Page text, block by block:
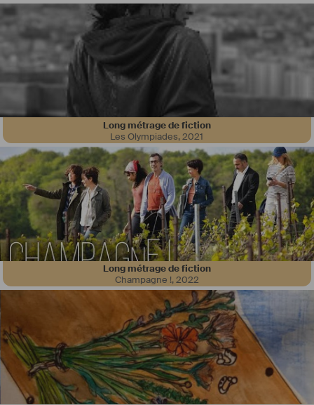
Long métrage de fiction
Les Olympiades,2021
Long métrage de fiction
Champagne !,2022
J'ai appris le métier sur les plateaux d'Envole Moi et du Trésor du Petit
Nicolas en travaillant avec Chantal Pernecker, Lucie Truffaut et Céline
Savoldelli.
Pour moi, être scripte, c'est être le  représentant du montage sur le
plateau, c'est à dire réfléchir à l'échelle du film et de l'histoire dans
son ensemble et non à l'échelle du plan seul, plus que "voir si c'est
raccord", c'est se demander "est-ce que c'est montable ?" et "Est-ce
que l'émotion et le jeu sont là ?".
Je suis l'allié numéro 1 du réalisateur et je fais en sorte qu'il n'ait pas
de mauvaises surprises lorsqu'il arrive au montage, qu'il ait bien le
film qu'il veut.